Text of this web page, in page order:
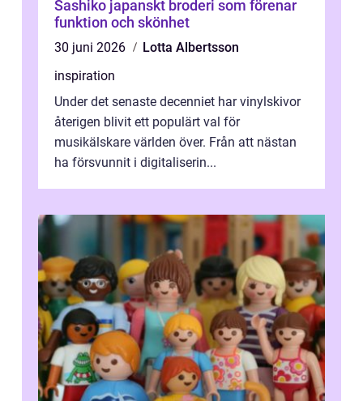
Sashiko japanskt broderi som förenar
funktion och skönhet
30 juni 2026
Lotta Albertsson
inspiration
Under det senaste decenniet har vinylskivor
återigen blivit ett populärt val för
musikälskare världen över. Från att nästan
ha försvunnit i digitaliserin...